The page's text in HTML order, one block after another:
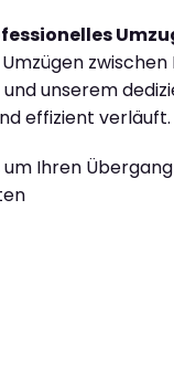
zwischen
unserem
effizient verläuft.
um Ihren